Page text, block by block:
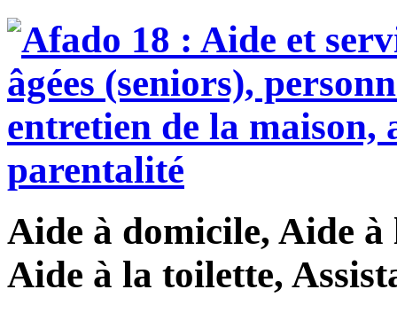
Aide à domicile, Aide
Aide à la toilette,